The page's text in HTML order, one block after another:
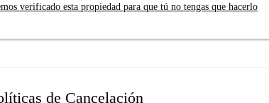
verificado esta propiedad para que tú no tengas que hacerlo
de Cancelación